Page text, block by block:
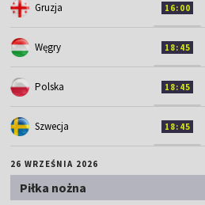
Gruzja 16:00
Węgry 18:45
Polska 18:45
Szwecja 18:45
26 WRZEŚNIA 2026
Piłka nożna